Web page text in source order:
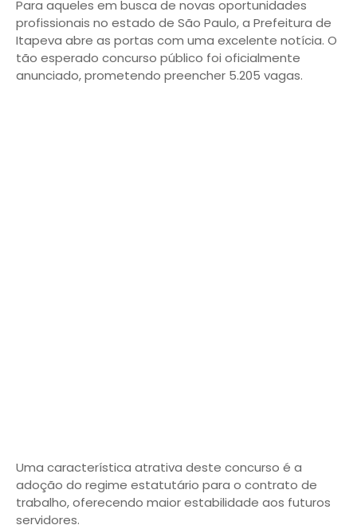
Para aqueles em busca de novas oportunidades
profissionais no estado de São Paulo, a Prefeitura de
Itapeva abre as portas com uma excelente notícia. O
tão esperado concurso público foi oficialmente
anunciado, prometendo preencher 5.205 vagas.
Uma característica atrativa deste concurso é a
adoção do regime estatutário para o contrato de
trabalho, oferecendo maior estabilidade aos futuros
servidores.